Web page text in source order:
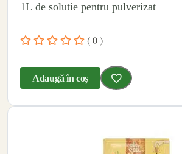
1L de solutie pentru pulverizat
( 0 )
Adaugă în coș